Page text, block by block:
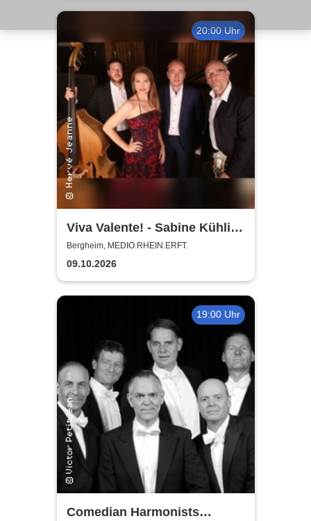
20:00 Uhr
Viva Valente! - Sabine Kühlich
& Jörg Seidel Trio - Tribute to
Catarina Vatente
Bergheim, MEDIO.RHEIN.ERFT.
09.10.2026
19:00 Uhr
Comedian Harmonists